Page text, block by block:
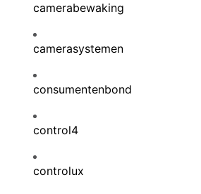
camerabewaking
camerasystemen
consumentenbond
control4
controlux